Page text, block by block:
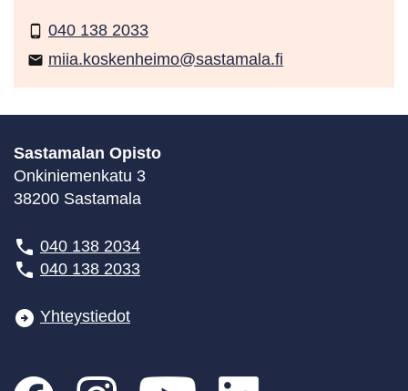
phone_android 040 138 2033
email miia.koskenheimo@sastamala.fi
Sastamalan Opisto
Onkiniemenkatu 3
38200 Sastamala
040 138 2034
040 138 2033
Yhteystiedot